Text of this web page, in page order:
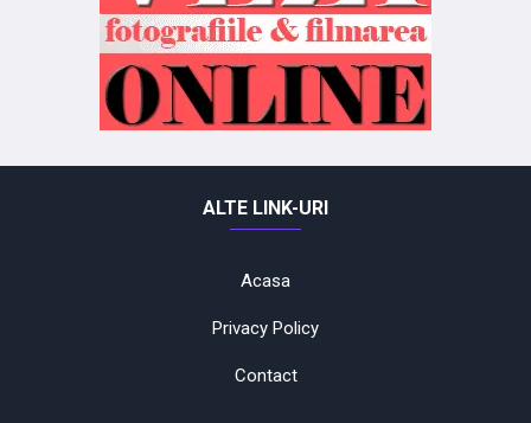
ALTE LINK-URI
Acasa
Privacy Policy
Contact